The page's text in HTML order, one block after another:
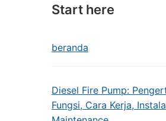
Start here
beranda
Diesel Fire Pump:
Fungsi, Cara Kerja,